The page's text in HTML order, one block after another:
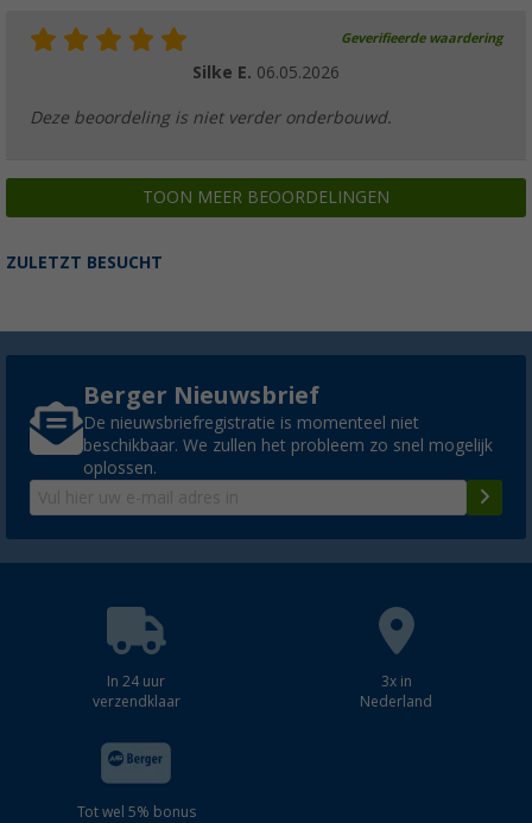
Geverifieerde waardering
Silke E. 06.05.2026
Deze beoordeling is niet verder onderbouwd.
TOON MEER BEOORDELINGEN
ZULETZT BESUCHT
Berger Nieuwsbrief
De nieuwsbriefregistratie is momenteel niet
beschikbaar. We zullen het probleem zo snel mogelijk
oplossen.
In 24 uur
verzendklaar
3x in
Nederland
Tot wel 5% bonus